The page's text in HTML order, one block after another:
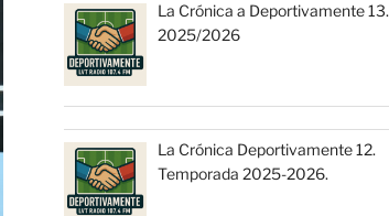
La Crónica a Deportivamente 13.
2025/2026
La Crónica Deportivamente 12.
Temporada 2025-2026.